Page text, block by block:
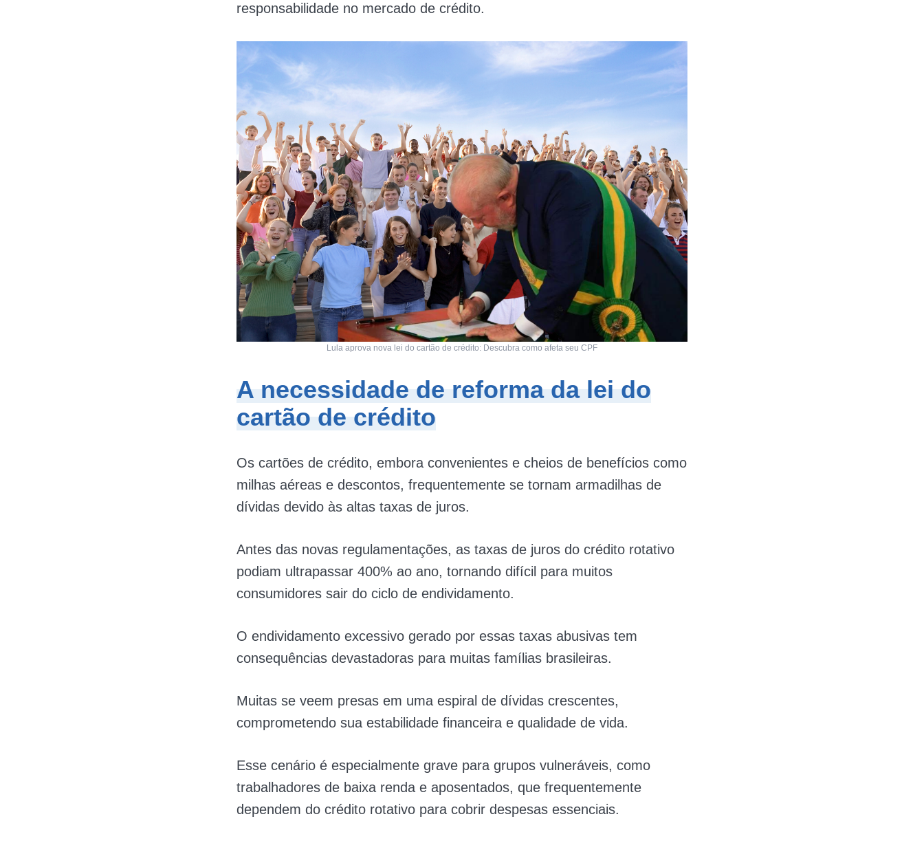
responsabilidade no mercado de crédito.
Lula aprova nova lei do cartão de crédito: Descubra como afeta seu CPF
A necessidade de reforma da lei do
cartão de crédito
Os cartões de crédito, embora convenientes e cheios de benefícios como
milhas aéreas e descontos, frequentemente se tornam armadilhas de
dívidas devido às altas taxas de juros.
Antes das novas regulamentações, as taxas de juros do crédito rotativo
podiam ultrapassar 400% ao ano, tornando difícil para muitos
consumidores sair do ciclo de endividamento.
O endividamento excessivo gerado por essas taxas abusivas tem
consequências devastadoras para muitas famílias brasileiras.
Muitas se veem presas em uma espiral de dívidas crescentes,
comprometendo sua estabilidade financeira e qualidade de vida.
Esse cenário é especialmente grave para grupos vulneráveis, como
trabalhadores de baixa renda e aposentados, que frequentemente
dependem do crédito rotativo para cobrir despesas essenciais.